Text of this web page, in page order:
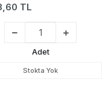
TL
Adet
Stokta Yok